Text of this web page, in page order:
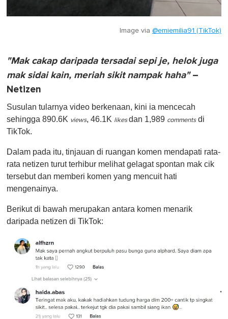
Image via @emiemilia91 (TikTok)
"Mak cakap daripada tersadai sepi je, helok juga
mak sidai kain, meriah sikit nampak haha"–
Netizen
Susulan tularnya video berkenaan, kini ia mencecah
sehingga 890.6K views, 46.1K likesdan 1,989 commentsdi
TikTok.
Dalam pada itu, tinjauan di ruangan komen mendapati rata-
rata netizen turut terhibur melihat gelagat spontan mak cik
tersebut dan memberi komen yang mencuit hati
mengenainya.
Berikut di bawah merupakan antara komen menarik
daripada netizen di TikTok: